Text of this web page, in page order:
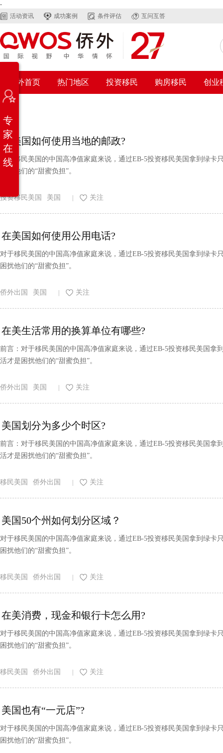
-
活动资讯
成功案例 条件评估 互问互答
侨外首页 热门地区 投资移民 购房移民 创业
在美国如何使用当地的邮政?
对于移民美国的中国高净值家庭来说，通过EB-5投资移民美国拿到绿
困扰他们的“甜蜜负担”。
投资移民美国 美国 关注
在美国如何使用公用电话?
对于移民美国的中国高净值家庭来说，通过EB-5投资移民美国拿到绿
困扰他们的“甜蜜负担”。
侨外出国 美国 关注
在美生活常用的换算单位有哪些?
前言：对于移民美国的中国高净值家庭来说，通过EB-5投资移民美国
活才是困扰他们的“甜蜜负担”。
侨外出国 美国 关注
美国划分为多少个时区?
前言：对于移民美国的中国高净值家庭来说，通过EB-5投资移民美国
活才是困扰他们的“甜蜜负担”。
移民美国 侨外出国 关注
美国50个州如何划分区域？
对于移民美国的中国高净值家庭来说，通过EB-5投资移民美国拿到绿
困扰他们的“甜蜜负担”。
移民美国 侨外出国 关注
在美消费，现金和银行卡怎么用?
对于移民美国的中国高净值家庭来说，通过EB-5投资移民美国拿到绿
困扰他们的“甜蜜负担”。
移民美国 侨外出国 关注
美国也有“一元店”?
对于移民美国的中国高净值家庭来说，通过EB-5投资移民美国拿到绿
困扰他们的“甜蜜负担”。
专
家
在
线
在
线
咨
询
务